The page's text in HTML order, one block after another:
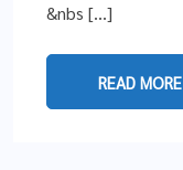
&nbs […]
READ MORE